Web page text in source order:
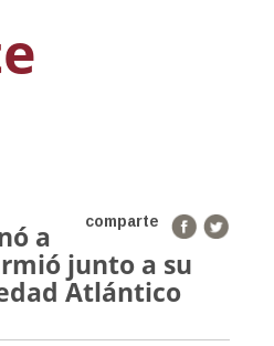
comparte
a
junto a su
Atlántico